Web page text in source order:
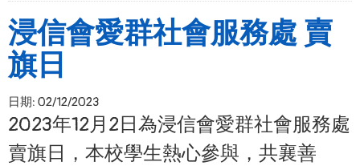
浸信會愛群社會服務處 賣
旗日
日期: 02/12/2023
2023年12月2日為浸信會愛群社會服務處
賣旗日，本校學生熱心參與，共襄善